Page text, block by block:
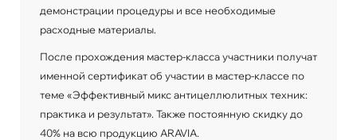
демонстрации процедуры и все необходимые
расходные материалы.
После прохождения мастер-класса участники получат
именной сертификат об участии в мастер-классе по
теме «Эффективный микс антицеллюлитных техник:
практика и результат». Также постоянную скидку до
40% на всю продукцию ARAVIA.